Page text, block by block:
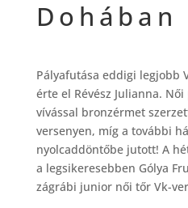
Dohában
Pályafutása eddigi legjobb
érte el Révész Julianna.
vívással bronzérmet
versenyen, míg a további
nyolcaddöntőbe jutott! A
a legsikeresebben Gólya
zágrábi junior női tőr Vk-